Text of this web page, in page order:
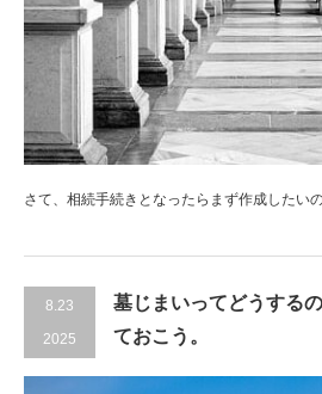
さて、相続手続きとなったらまず作成したい
8.23
2025
墓じまいってどうする
ておこう。